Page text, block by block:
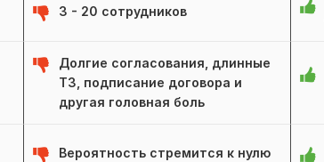
3 - 20 сотрудников
Долгие согласования, длинные
ТЗ, подписание договора и
другая головная боль
Вероятность стремится к нулю